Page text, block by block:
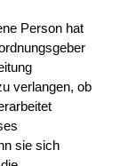
Person hat
verlangen, ob
sie sich